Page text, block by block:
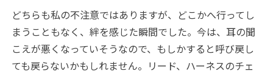
どちらも私の不注意ではありますが、どこかへ行ってし
まうこともなく、絆を感じた瞬間でした。今は、耳の聞
こえが悪くなっていそうなので、もしかすると呼び戻し
ても戻らないかもしれません。リード、ハーネスのチェ